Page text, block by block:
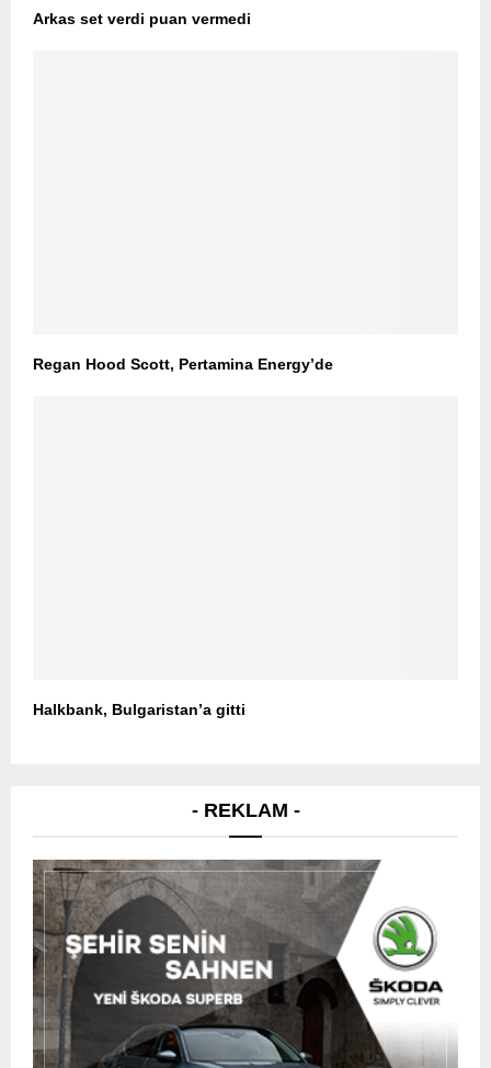
Arkas set verdi puan vermedi
Regan Hood Scott, Pertamina Energy’de
Halkbank, Bulgaristan’a gitti
- REKLAM -